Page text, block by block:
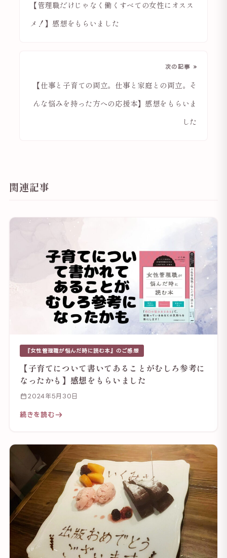
【管理職だけじゃなく働くすべての女性にオスス
メ！】感想をもらいました
次の記事 »
【仕事と子育ての両立。仕事と家庭との両立。そ
んな悩みを持った方への応援本】感想をもらいま
した
関連記事
『女性管理職が悩んだ時に読む本』のご感想
【子育てについて書いてあることがむしろ参考に
なったかも】感想をもらいました
2024年5月30日
続きを読む